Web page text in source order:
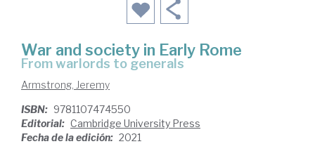
War and society in Early Rome
from warlords to generals
Armstrong, Jeremy
ISBN: 9781107474550
Editorial: Cambridge University Press
Fecha de la edición: 2021